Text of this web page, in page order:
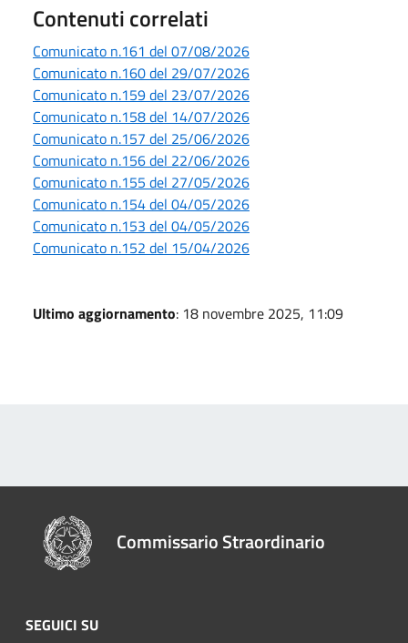
Contenuti correlati
Comunicato n.161 del 07/08/2026
Comunicato n.160 del 29/07/2026
Comunicato n.159 del 23/07/2026
Comunicato n.158 del 14/07/2026
Comunicato n.157 del 25/06/2026
Comunicato n.156 del 22/06/2026
Comunicato n.155 del 27/05/2026
Comunicato n.154 del 04/05/2026
Comunicato n.153 del 04/05/2026
Comunicato n.152 del 15/04/2026
Ultimo aggiornamento: 18 novembre 2025, 11:09
Commissario Straordinario
SEGUICI SU